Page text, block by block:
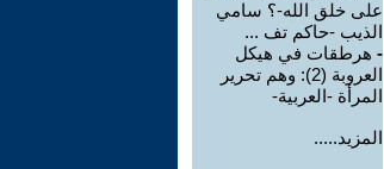
على خلق الله-؟ سامي
ال‍ذيب -حاكم تف ...
- هرطقات في هيكل
العروبة (2): وهم تحرير
المرأة -العربية-
المزيد.....